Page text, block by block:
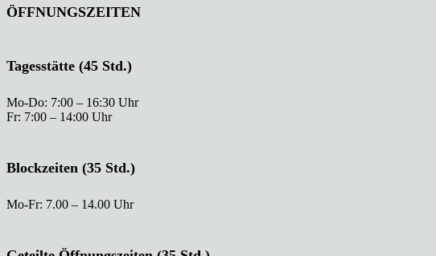
ÖFFNUNGSZEITEN
Tagesstätte (45 Std.)
Mo-Do: 7:00 – 16:30 Uhr
Fr: 7:00 – 14:00 Uhr
Blockzeiten (35 Std.)
Mo-Fr: 7.00 – 14.00 Uhr